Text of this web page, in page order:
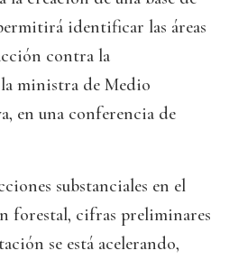
identificar las áreas
contra la
ministra de Medio
en una conferencia de
substanciales en el
forestal, cifras preliminares
se está acelerando,